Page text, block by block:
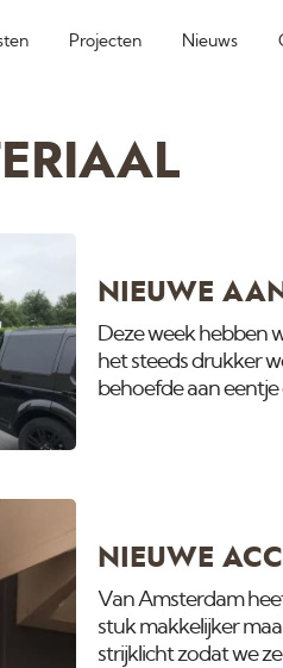
Projecten Nieuws
NIEUWE
Deze week hebben
het steeds drukker
behoefde aan
NIEUWE
Van Amsterdam
stuk makkelijker
strijklicht zodat we